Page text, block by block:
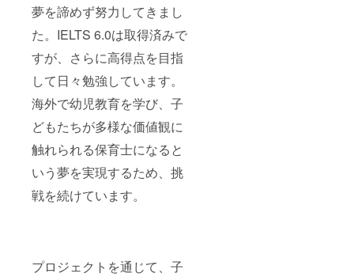
夢を諦めず努力してきまし
た。IELTS 6.0は取得済みで
すが、さらに高得点を目指
して日々勉強しています。
海外で幼児教育を学び、子
どもたちが多様な価値観に
触れられる保育士になると
いう夢を実現するため、挑
戦を続けています。
プロジェクトを通じて、子